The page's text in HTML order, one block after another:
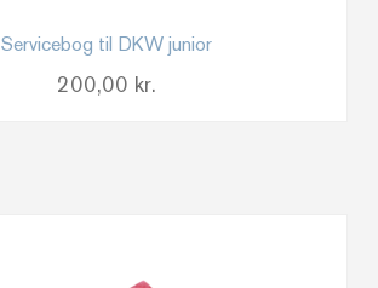
Servicebog til DKW junior
200,00 kr.